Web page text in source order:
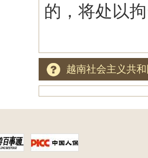
的，将处以
越南社会主义共